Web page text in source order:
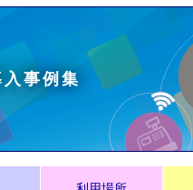
事例集